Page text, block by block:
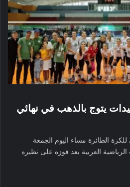
يتوج بالذهب في نهائي
الطائرة مساء اليوم الجمعة
الرياضية العربية بعد فوزه على نظيره